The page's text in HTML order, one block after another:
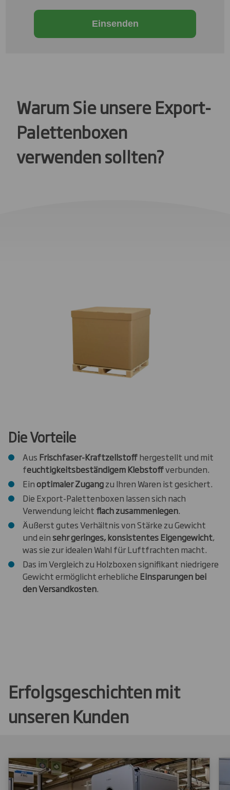
Einsenden
Warum Sie unsere Export-
Palettenboxen
verwenden sollten?
Die Vorteile
Aus Frischfaser-Kraftzellstoffhergestellt und mit
feuchtigkeitsbeständigem Klebstoffverbunden.
Einoptimaler Zugangzu Ihren Waren ist gesichert.
Die Export-Palettenboxen lassen sich nach
Verwendung leicht flach zusammenlegen.
Äußerst gutes Verhältnis von Stärke zu Gewicht
und einsehr geringes, konsistentes Eigengewicht,
was sie zur idealen Wahl für Luftfrachten macht.
Das im Vergleich zu Holzboxen signifikant niedrigere
Gewicht ermöglicht erhebliche Einsparungen bei
den Versandkosten.
Erfolgsgeschichten mit
unseren Kunden